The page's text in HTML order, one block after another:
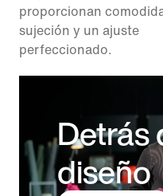
proporcionan
sujeción y un ajuste
perfeccionado.
Detrás
diseño